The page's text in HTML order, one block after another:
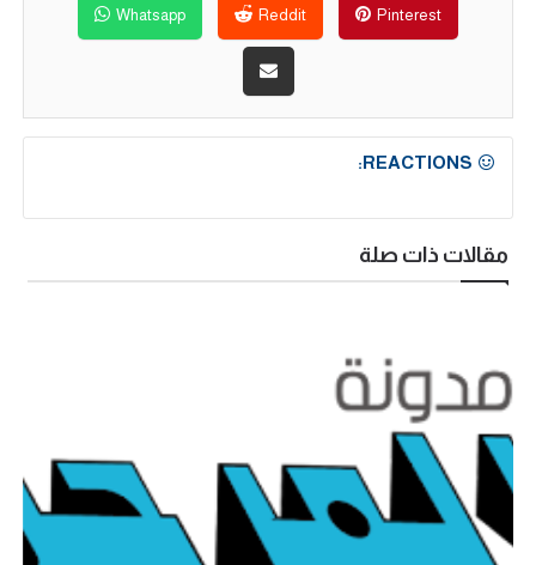
Pinterest
Reddit
Whatsapp
REACTIONS:
مقالات ذات صلة